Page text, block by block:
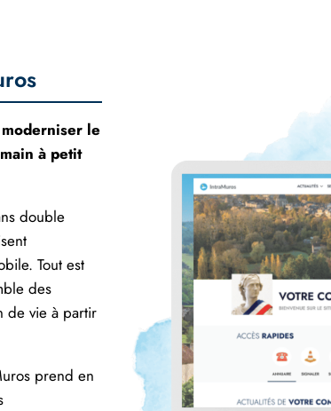
le
à petit
double
Tout est
des
de vie à partir
prend en